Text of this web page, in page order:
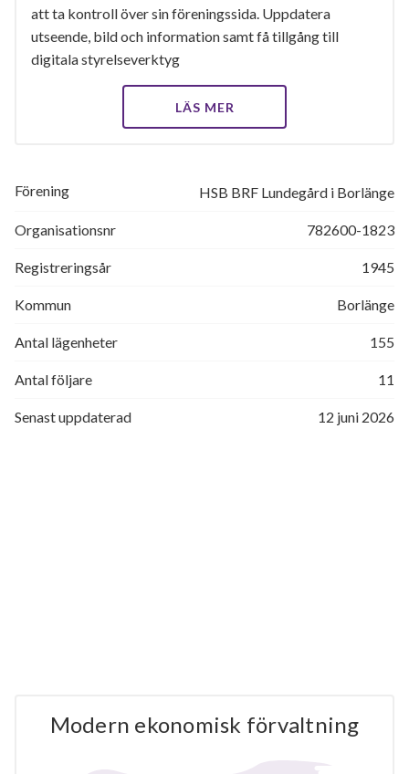
att ta kontroll över sin föreningssida. Uppdatera
utseende, bild och information samt få tillgång till
digitala styrelseverktyg
LÄS MER
Förening HSB BRF Lundegård i Borlänge
Organisationsnr 782600-1823
Registreringsår 1945
Kommun Borlänge
Antal lägenheter 155
Antal följare 11
Senast uppdaterad 12 juni 2026
Modern ekonomisk förvaltning